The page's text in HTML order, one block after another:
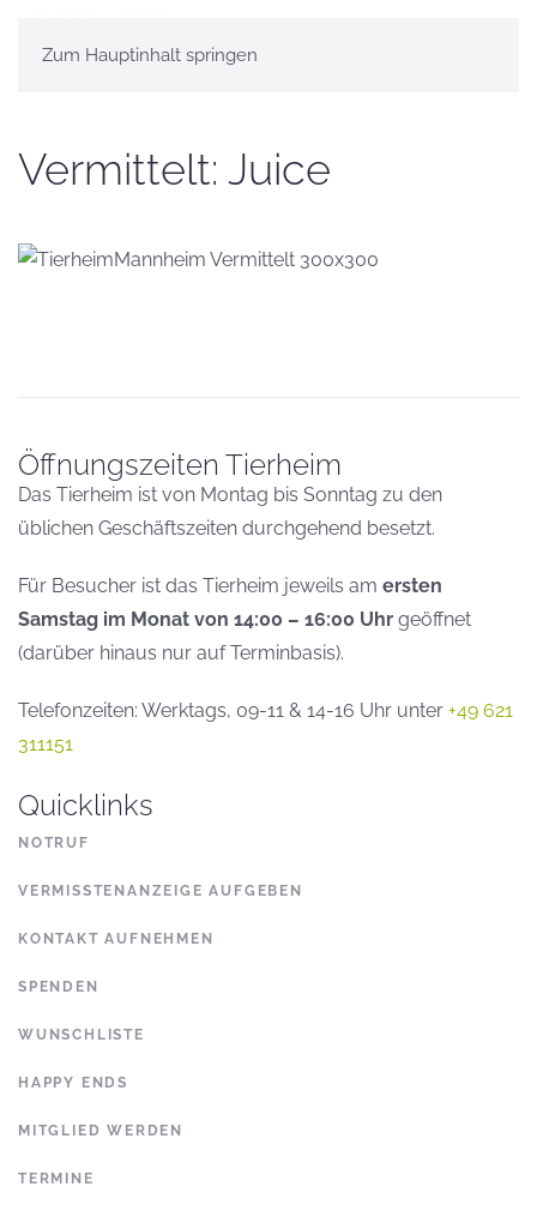
Zum Hauptinhalt springen
Vermittelt: Juice
Öffnungszeiten Tierheim
Das Tierheim ist von Montag bis Sonntag zu den
üblichen Geschäftszeiten durchgehend besetzt.
Für Besucher ist das Tierheim jeweils am ersten
Samstag im Monat von 14:00 – 16:00 Uhr geöffnet
(darüber hinaus nur auf Terminbasis).
Telefonzeiten: Werktags, 09-11 & 14-16 Uhr unter +49 621
311151
Quicklinks
NOTRUF
VERMISSTENANZEIGE AUFGEBEN
KONTAKT AUFNEHMEN
SPENDEN
WUNSCHLISTE
HAPPY ENDS
MITGLIED WERDEN
TERMINE